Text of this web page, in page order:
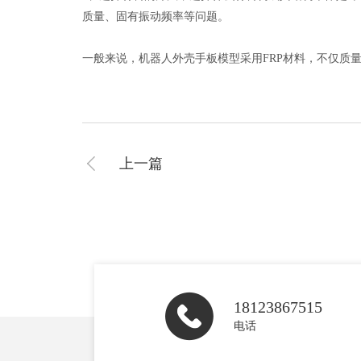
质量、固有振动频率等问题。
一般来说，机器人外壳手板模型采用FRP材料，不仅质
上一篇
18123867515
电话